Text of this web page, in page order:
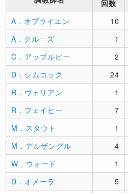
回数
A．オブライエン 10
A．クルーズ
1
C．アップルビー
2
D．シムコック
24
R．ヴェリアン
1
R．フェイヒー
7
M．スタウト
1
M．デルザングル
4
W．ウォード
1
D．オメーラ
5